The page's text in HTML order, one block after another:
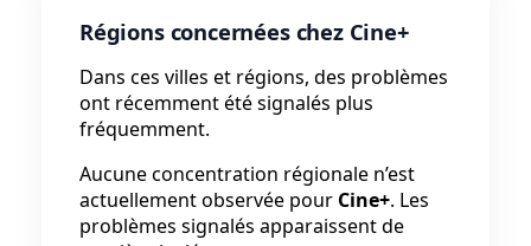
Régions concernées chez Cine+
Dans ces villes et régions, des problèmes
ont récemment été signalés plus
fréquemment.
Aucune concentration régionale n’est
actuellement observée pour Cine+. Les
problèmes signalés apparaissent de